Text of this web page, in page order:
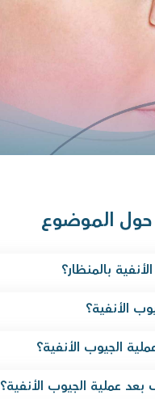
حول الموضوع
بالمنظار؟
الأنفية؟
الجيوب الأنفية؟
عملية الجيوب الأنفية؟